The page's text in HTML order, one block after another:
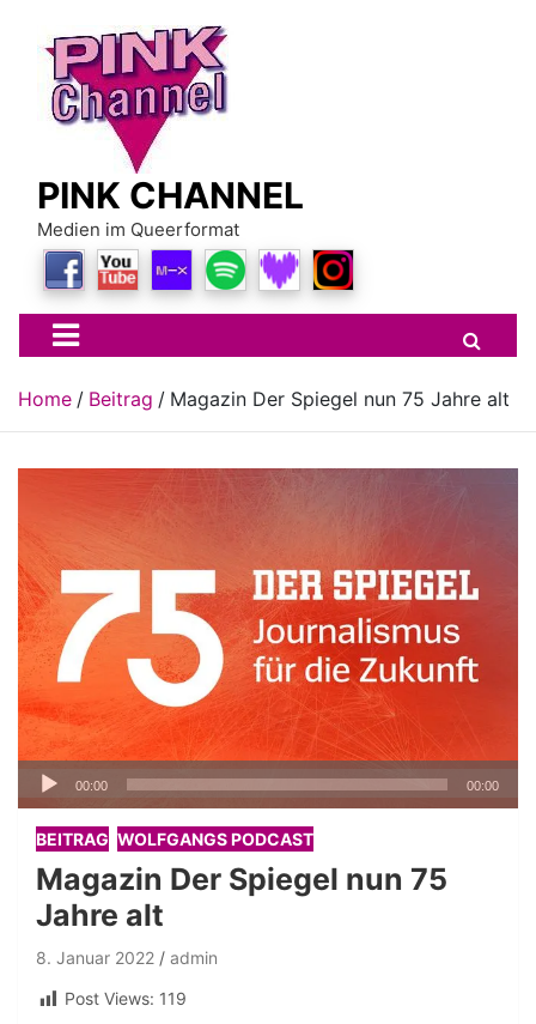
content
PINK CHANNEL
Medien im Queerformat
Home Beitrag Magazin Der Spiegel nun 75 Jahre alt
Audio-
Player
00:00 00:00
BEITRAG WOLFGANGS PODCAST
Magazin Der Spiegel nun 75
Jahre alt
8. Januar 2022
admin
Post Views: 119